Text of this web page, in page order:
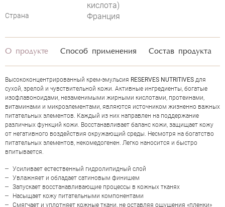
JOELLE CIOCCO RESERVES NUTRITIVES
кислота)
Страна Франция
О продукте Способ применения Состав продукта
Высококонцентрированный крем-эмульсия RESERVES NUTRITIVES для
сухой, зрелой и чувствительной кожи. Активные ингредиенты, богатые
изофлавоноидами, незаменимыми жирными кислотами, протеинами,
витаминами и микроэлементами, являются источником жизненно важных
питательных элементов. Каждый из них направлен на поддержание
различных функций кожи. Восстанавливает баланс кожи, защищает кожу
от негативного воздействия окружающий среды. Несмотря на богатство
питательных элементов, некомедогенен. Легко наносится и быстро
впитывается.
Усиливает естественный гидролипидный слой
Увлажняет и обладает сатиновым финишем
Запускает восстанавливающие процессы в кожных тканях
Насыщает кожу питательными компонентами
Смягчает и уплотняет кожные ткани, не оставляя ощущения «пленки»